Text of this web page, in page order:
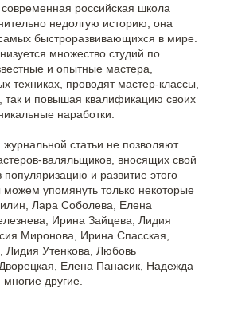
российская школа
недолгую историю, она
быстроразвивающихся в мире.
множество студий по
и опытные мастера,
техниках, проводят мастер-классы,
так и повышая квалификацию своих
наработки.
статьи не позволяют
валяльщиков, вносящих свой
и развитие этого
можем упомянуть только некоторые
Лара Соболева, Елена
Ирина Зайцева, Лидия
Миронова, Ирина Спасская,
Лидия Утенкова, Любовь
Елена Панасик, Надежда
другие.